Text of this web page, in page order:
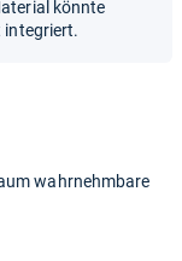
könnte
integriert.
wahrnehmbare